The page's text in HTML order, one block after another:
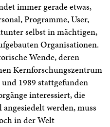
immer gerade etwas,
Programme, User,
selbst in mächtigen,
Organisationen.
Wende, deren
Kernforschungszentrum
1989 stattgefunden
interessiert, die
werden, muss
in der Welt